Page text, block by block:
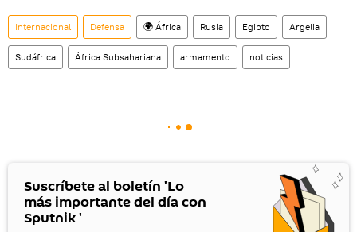
Internacional Defensa 🌍 África Rusia Egipto Argelia
Sudáfrica África Subsahariana armamento noticias
Suscríbete al boletín 'Lo
más importante del día con
Sputnik '